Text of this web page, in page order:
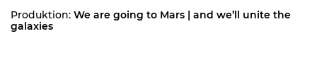
Produktion: We are going to Mars | and we’ll unite the
galaxies